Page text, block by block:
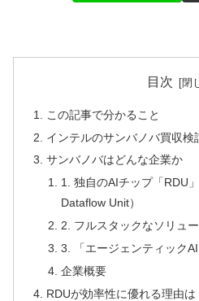
目次
この記事で分かること
インテルのサンバノバ買収検
サンバノバはどんな企業か
1. 独自のAIチップ「RDU
Dataflow Unit）
2. フルスタックなソリュ
3. 「エージェンティック
企業概要
RDUが効率性に優れる理由は